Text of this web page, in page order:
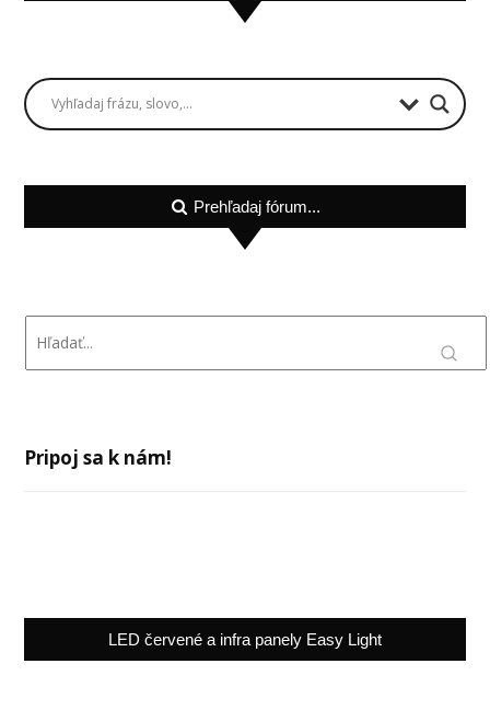
Prehľadaj fórum...
Pripoj sa k nám!
LED červené a infra panely Easy Light